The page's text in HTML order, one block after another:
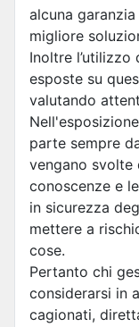
alcuna
migliore
Inoltre
esposte su
valutando
parte sempre
vengano svolte
conoscenze e
in sicurezza
mettere a
cose.
Pertanto chi
considerarsi in
cagionati,